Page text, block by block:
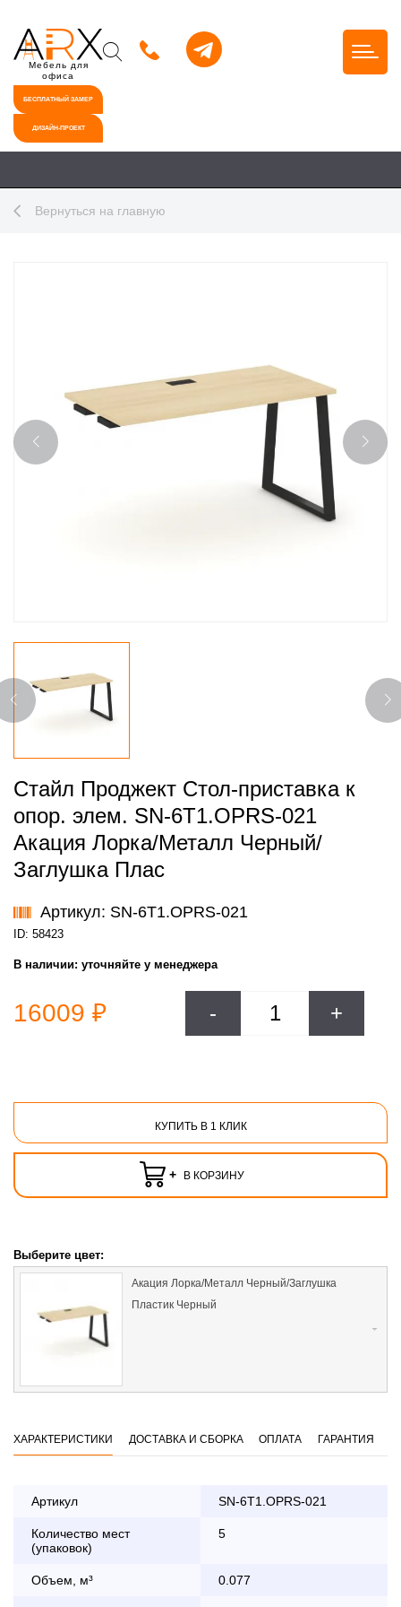
Мебель для
офиса
БЕСПЛАТНЫЙ ЗАМЕР
ДИЗАЙН-ПРОЕКТ
Вернуться на главную
Стайл Проджект Стол-приставка к
опор. элем. SN-6T1.OPRS-021
Акация Лорка/Металл Черный/
Заглушка Плас
Артикул: SN-6T1.OPRS-021
ID: 58423
В наличии: уточняйте у менеджера
16009 ₽ - +
КУПИТЬ В 1 КЛИК
+ В КОРЗИНУ
Выберите цвет:
Акация Лорка/Металл Черный/Заглушка
Пластик Черный
ХАРАКТЕРИСТИКИ ДОСТАВКА И СБОРКА ОПЛАТА ГАРАНТИЯ
Артикул SN-6T1.OPRS-021
Количество мест
(упаковок)
5
Объем, м³ 0.077
заказа банковской картой